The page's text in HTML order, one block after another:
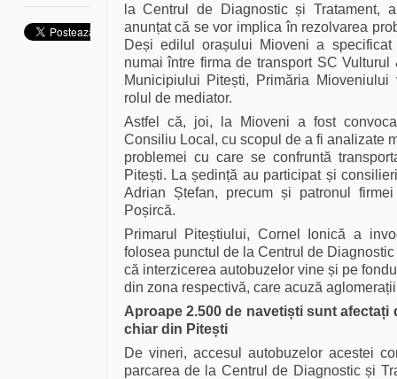
la Centrul de Diagnostic și Tratament,
anunțat că se vor implica în rezolvarea
Deși edilul orașului Mioveni a
numai între firma de transport SC
Municipiului Pitești, Primăria
rolul de mediator.
Astfel că, joi, la Mioveni a fost
Consiliu Local, cu scopul de a fi analizate
problemei cu care se confruntă
Pitești. La ședință au participat și
Adrian Ștefan, precum și patronul
Poșircă.
Primarul Piteștiului, Cornel Ionică a
folosea punctul de la Centrul de
că interzicerea autobuzelor vine și pe
din zona respectivă, care acuză
Aproape 2.500 de navetiști sunt afectați
chiar din Pitești
De vineri, accesul autobuzelor acestei
parcarea de la Centrul de Diagnostic și